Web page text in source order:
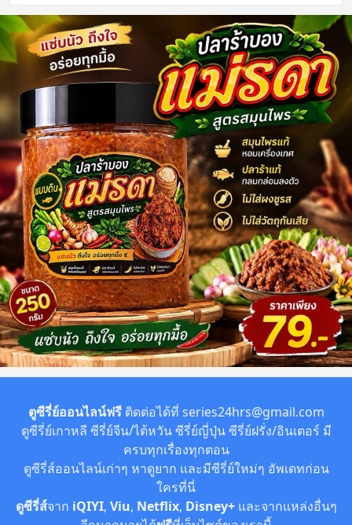
ตูซีรี่ย์ออนไลน์ฟรีติดต่อได้ที่ series24hrs@gmail.com
ดูซีรี่ย์เกาหลี ซีรี่ย์จีน/ไต้หวัน ซีรี่ย์ญี่ปุ่น ซีรี่ย์ฝรั่ง/อินเตอร์ มี
ครบทุกเรื่องทุกตอน
ดูซีรี่ส์ออนไลน์เก่าๆ หาดูยาก และมีซีรี่ย์ใหม่ๆ อัพเดทก่อน
ใครที่นี่
ดูซีรี่ส์จาก iQIYI, Viu, Netflix, Disney+ และจากแหล่งอื่นๆ